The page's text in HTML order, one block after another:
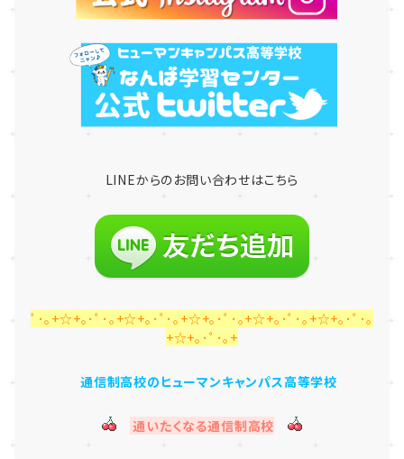
LINEからのお問い合わせはこちら
ﾟ･｡+☆+｡･ﾟ･｡+☆+｡･ﾟ･｡+☆+｡･ﾟ･｡+☆+｡･ﾟ･｡+☆+｡･ﾟ･｡
+☆+｡･ﾟ･｡+
通信制高校のヒューマンキャンパス高等学校
通いたくなる通信制高校